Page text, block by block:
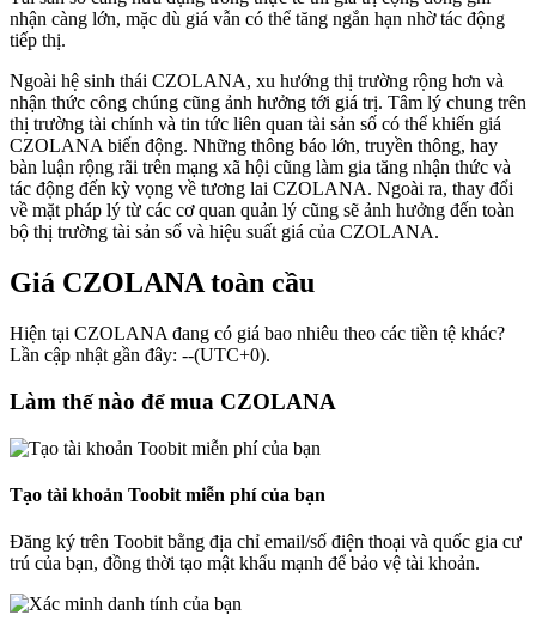
nhận càng lớn, mặc dù giá vẫn có thể tăng ngắn hạn nhờ tác động
tiếp thị.
Ngoài hệ sinh thái CZOLANA, xu hướng thị trường rộng hơn và
nhận thức công chúng cũng ảnh hưởng tới giá trị. Tâm lý chung trên
thị trường tài chính và tin tức liên quan tài sản số có thể khiến giá
CZOLANA biến động. Những thông báo lớn, truyền thông, hay
bàn luận rộng rãi trên mạng xã hội cũng làm gia tăng nhận thức và
tác động đến kỳ vọng về tương lai CZOLANA. Ngoài ra, thay đổi
về mặt pháp lý từ các cơ quan quản lý cũng sẽ ảnh hưởng đến toàn
bộ thị trường tài sản số và hiệu suất giá của CZOLANA.
Giá CZOLANA toàn cầu
Hiện tại CZOLANA đang có giá bao nhiêu theo các tiền tệ khác?
Lần cập nhật gần đây: --(UTC+0).
Làm thế nào để mua CZOLANA
Tạo tài khoản Toobit miễn phí của bạn
Đăng ký trên Toobit bằng địa chỉ email/số điện thoại và quốc gia cư
trú của bạn, đồng thời tạo mật khẩu mạnh để bảo vệ tài khoản.